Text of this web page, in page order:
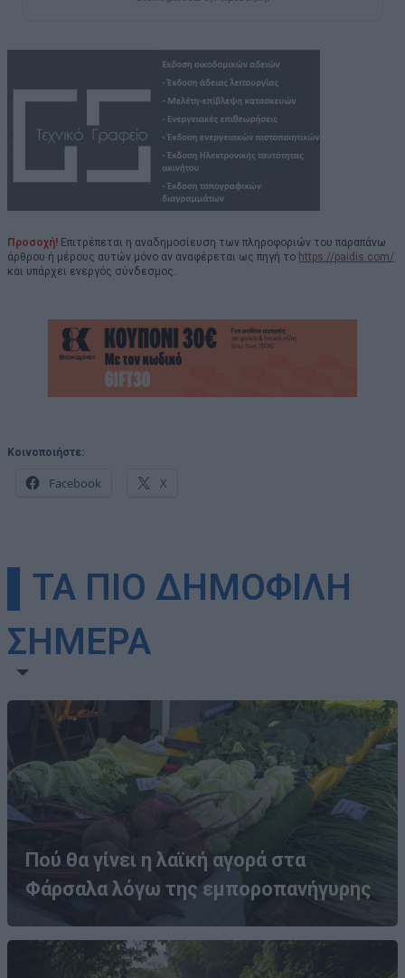
Προσοχή! Επιτρέπεται η αναδημοσίευση των πληροφοριών του παραπάνω
άρθρου ή μέρους αυτών μόνο αν αναφέρεται ως πηγή το https://paidis.com/
και υπάρχει ενεργός σύνδεσμος.
Κοινοποιήστε:
Facebook X
▌ΤΑ ΠΙΟ ΔΗΜΟΦΙΛΗ
ΣΗΜΕΡΑ
Πού θα γίνει η λαϊκή αγορά στα
Φάρσαλα λόγω της εμποροπανήγυρης